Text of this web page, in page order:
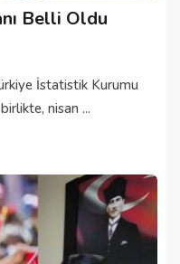
Belli Oldu
İstatistik Kurumu
nisan ...